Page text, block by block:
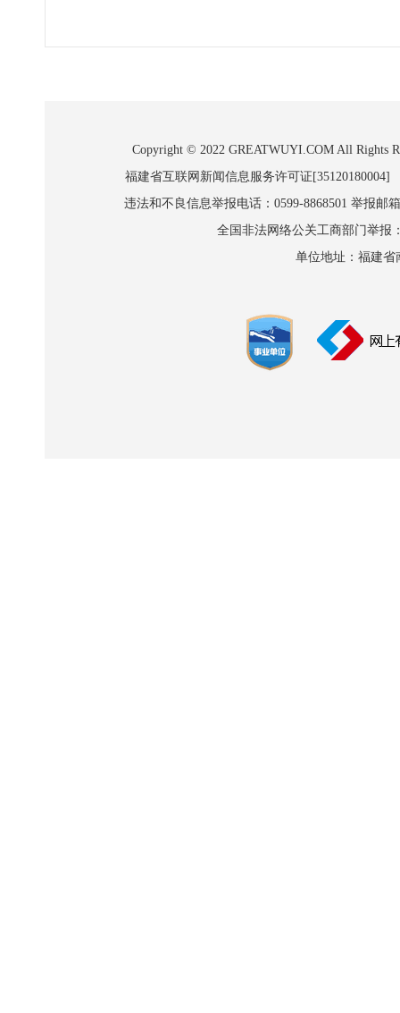
Copyright © 2022 GREATWUYI.COM All Rights
福建省互联网新闻信息服务许可证
违法和不良信息举报电话：0599-8868501 举报邮
全国非法网络公关工商部门举报
单位地址：福建省